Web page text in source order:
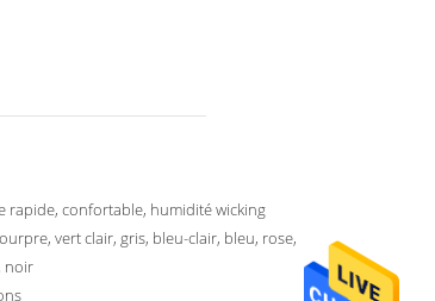
rapide, confortable, humidité wicking
vert clair, gris, bleu-clair, bleu, rose,
noir